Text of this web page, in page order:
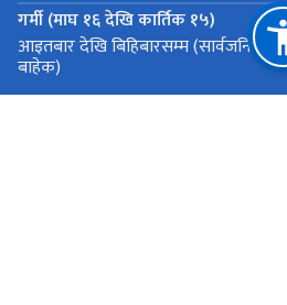
गर्मी (माघ १६ देखि कार्तिक १५)
आइतबार देखि बिहिबारसम्म (सार्वजनिक बिदा
बाहेक)